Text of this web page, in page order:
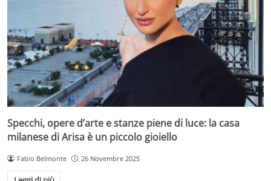
Specchi, opere d’arte e stanze piene di luce: la casa
milanese di Arisa è un piccolo gioiello
Fabio Belmonte 26 Novembre 2025